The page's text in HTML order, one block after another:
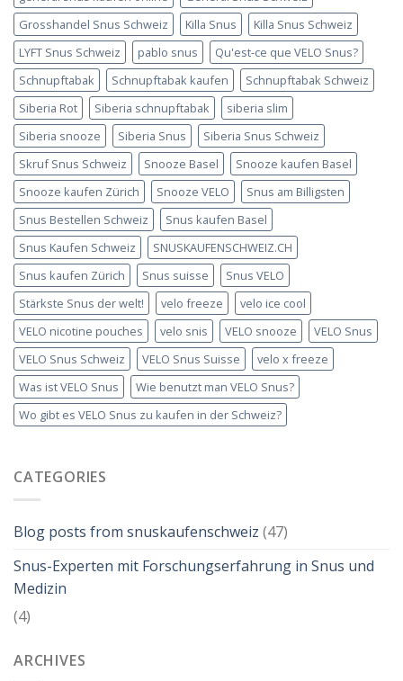
Grosshandel Snus Schweiz
Killa Snus
Killa Snus Schweiz
LYFT Snus Schweiz
pablo snus
Qu'est-ce que VELO Snus?
Schnupftabak
Schnupftabak kaufen
Schnupftabak Schweiz
Siberia Rot
Siberia schnupftabak
siberia slim
Siberia snooze
Siberia Snus
Siberia Snus Schweiz
Skruf Snus Schweiz
Snooze Basel
Snooze kaufen Basel
Snooze kaufen Zürich
Snooze VELO
Snus am Billigsten
Snus Bestellen Schweiz
Snus kaufen Basel
Snus Kaufen Schweiz
SNUSKAUFENSCHWEIZ.CH
Snus kaufen Zürich
Snus suisse
Snus VELO
Stärkste Snus der welt!
velo freeze
velo ice cool
VELO nicotine pouches
velo snis VELO snooze
VELO Snus
VELO Snus Schweiz
VELO Snus Suisse
velo x freeze
Was ist VELO Snus
Wie benutzt man VELO Snus?
Wo gibt es VELO Snus zu kaufen in der Schweiz?
CATEGORIES
Blog posts from snuskaufenschweiz (47)
Snus-Experten mit Forschungserfahrung in Snus und
Medizin
(4)
ARCHIVES